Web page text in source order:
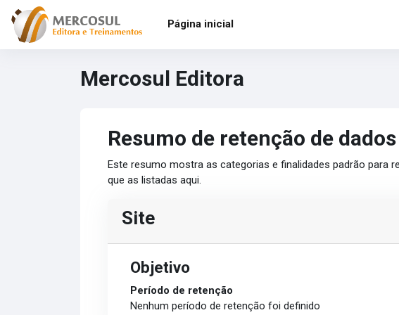
Ir para o conteúdo principal
Página inicial
Mercosul Editora
Resumo de retenção de dados
Este resumo mostra as categorias e finalidades padrão para
que as listadas aqui.
Site
Objetivo
Período de retenção
Nenhum período de retenção foi definido